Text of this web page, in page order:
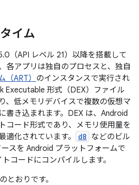
イム
（API レベル 21）以降を搭載して
各アプリは独自のプロセスと、独自
ART） のインスタンスで実行され
Executable 形式（DEX）ファイル
、低メモリデバイスで複数の仮想マ
書き込まれます。DEX は、Android
コード形式であり、メモリ使用量を
適化されています。
d8 などのビル
スを Android プラットフォームで
コードにコンパイルします。
とおりです。